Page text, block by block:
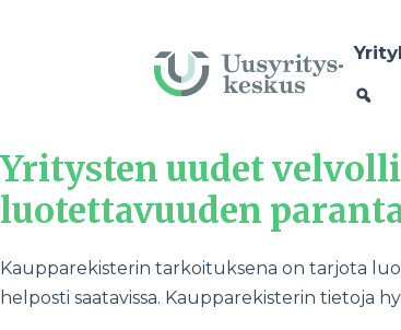
Yritysten uudet
luotettavuuden
Kaupparekisterin tarkoituksena on tarjota
helposti saatavissa. Kaupparekisterin tietoja